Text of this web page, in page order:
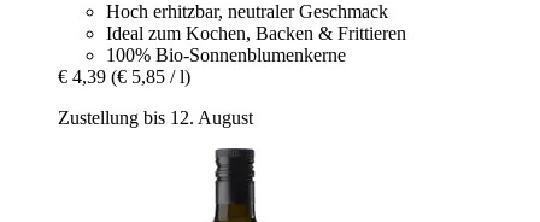
Hoch erhitzbar, neutraler Geschmack
Ideal zum Kochen, Backen & Frittieren
100% Bio-Sonnenblumenkerne
€ 4,39 (€ 5,85 / l)
Zustellung bis 12. August